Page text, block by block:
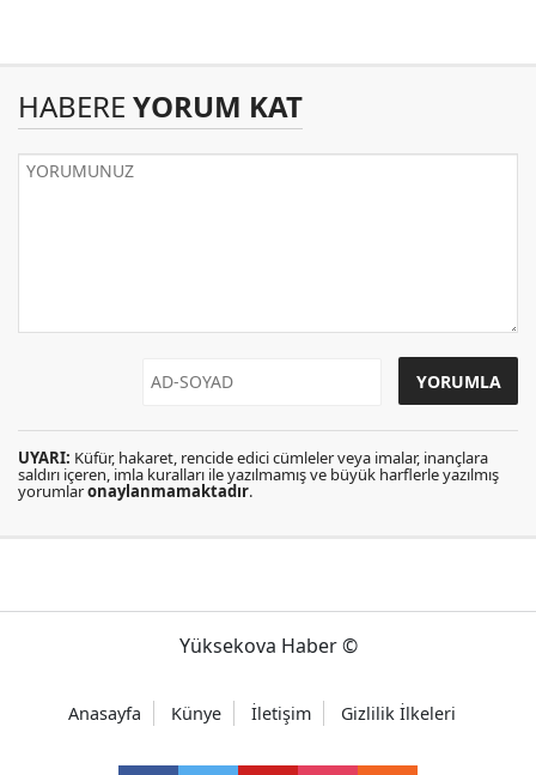
HABERE YORUM KAT
UYARI: Küfür, hakaret, rencide edici cümleler veya imalar, inançlara
saldırı içeren, imla kuralları ile yazılmamış ve büyük harflerle yazılmış
yorumlaronaylanmamaktadır.
Yüksekova Haber ©
Anasayfa Künye İletişim Gizlilik İlkeleri